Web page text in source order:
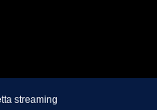
streaming